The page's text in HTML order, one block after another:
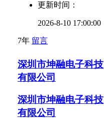
更新时间：
2026-8-10 17:00:00
7年 留言
深圳市坤融电子科技
有限公司
深圳市坤融电子科技
有限公司